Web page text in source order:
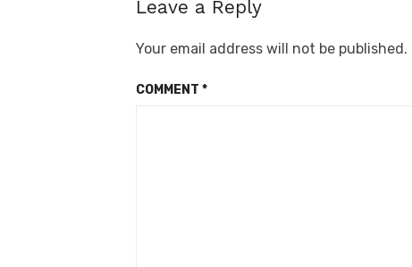
Leave a Reply
Your email address will not be published.
COMMENT *